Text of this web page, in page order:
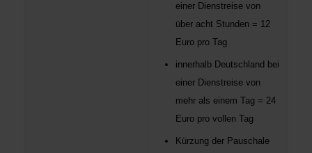
einer Dienstreise von
über acht Stunden = 12
Euro pro Tag
innerhalb Deutschland bei
einer Dienstreise von
mehr als einem Tag = 24
Euro pro vollen Tag
Kürzung der Pauschale